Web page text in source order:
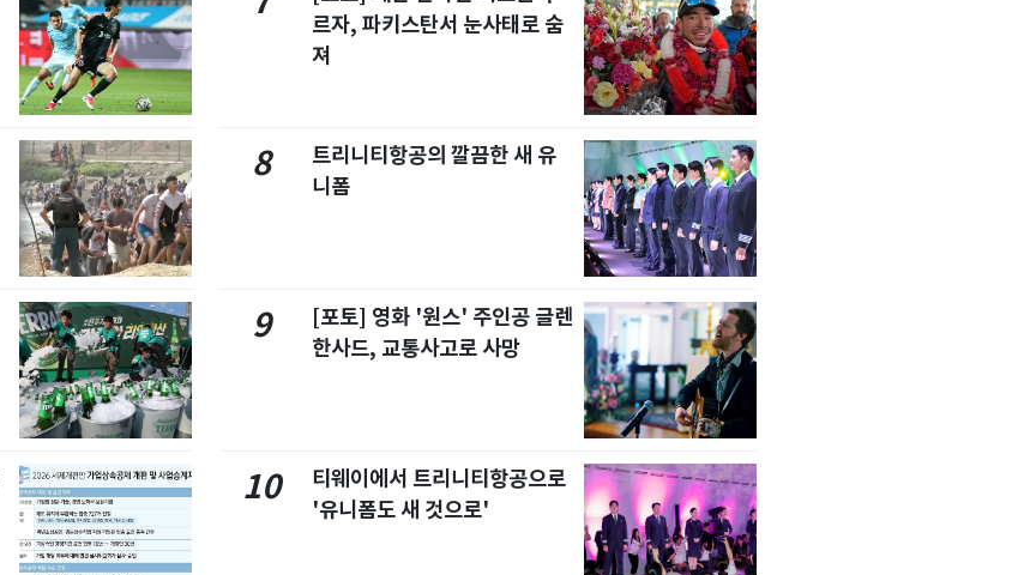
르자, 파키스탄서 눈사태로 숨
져
8
트리니티항공의 깔끔한 새 유
니폼
9
[포토] 영화 '원스' 주인공 글렌
한사드, 교통사고로 사망
10
티웨이에서 트리니티항공으로
'유니폼도 새 것으로'